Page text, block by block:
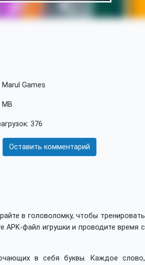
Marul Games
MB
376
Оставить комментарий
в головоломку, чтобы тренировать
APK-файл игрушки и проводите время с
в себя буквы. Каждое слово,